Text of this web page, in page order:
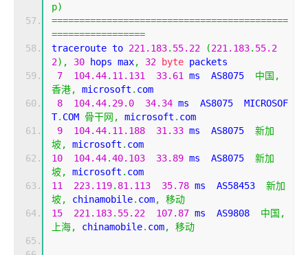
p)
===========================================
=================
traceroute to 221.183. 55.22 (221.183. 55.2
2), 30 hops max, 32 byte packets
7
104.44. 11.131 33.61 ms  AS8075 中国,
香港,
microsoft . com
8
104.44. 29.0 34.34 ms  AS8075  MICROSOF
T. COM 骨干网, microsoft . com
9
104.44. 11.188 31.33 ms  AS8075 新加
坡,
microsoft . com
10
104.44.40.103 33.89 ms  AS8075 新加
坡,
microsoft . com
11
223.119. 81.113 35.78 ms  AS58453 新加
坡,
chinamobile. com,
移动
15
221.183. 55.22 107.87 ms  AS9808 中国,
上海,
chinamobile. com, 移动